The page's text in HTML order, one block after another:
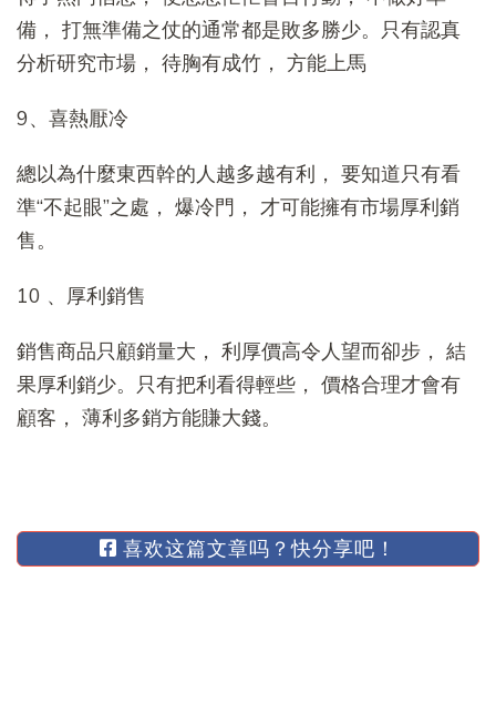
備， 打無準備之仗的通常都是敗多勝少。只有認真
分析研究市場， 待胸有成竹， 方能上馬
9、喜熱厭冷
總以為什麼東西幹的人越多越有利， 要知道只有看
準“不起眼”之處， 爆冷門， 才可能擁有市場厚利銷
售。
10 、厚利銷售
銷售商品只顧銷量大， 利厚價高令人望而卻步， 結
果厚利銷少。只有把利看得輕些， 價格合理才會有
顧客， 薄利多銷方能賺大錢。
喜欢这篇文章吗？快分享吧！